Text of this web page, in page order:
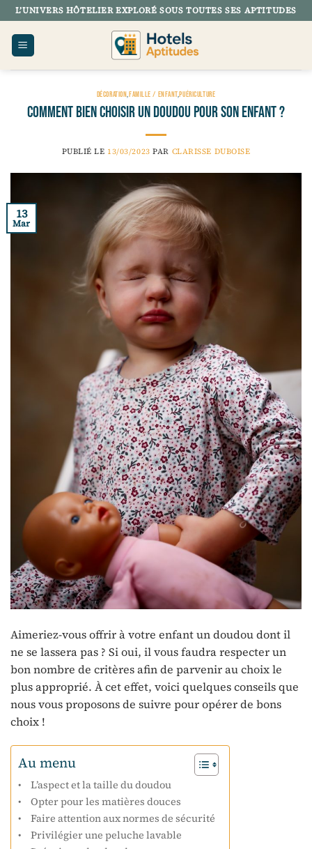
Passer
au
contenu
L’UNIVERS HÔTELIER EXPLORÉ SOUS TOUTES SES APTITUDES
DÉCORATION,FAMILLE / ENFANT,PUÉRICULTURE
Comment bien choisir un doudou pour son enfant ?
PUBLIÉ LE 13/03/2023 PAR CLARISSE DUBOISE
13
Mar
Aimeriez-vous offrir à votre enfant un doudou dont il
ne se lassera pas ? Si oui, il vous faudra respecter un
bon nombre de critères afin de parvenir au choix le
plus approprié. À cet effet, voici quelques conseils que
nous vous proposons de suivre pour opérer de bons
choix !
Au menu
L’aspect et la taille du doudou
Opter pour les matières douces
Faire attention aux normes de sécurité
Privilégier une peluche lavable